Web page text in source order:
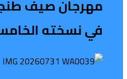
مهرجان صيف
في نسخته